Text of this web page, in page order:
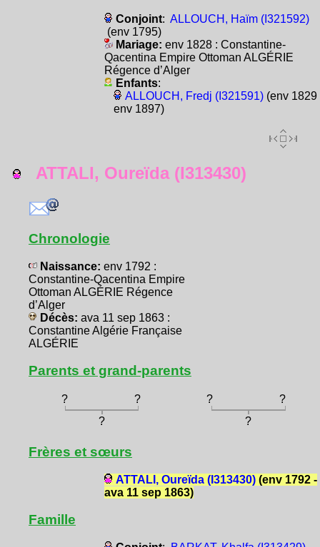
Conjoint: ALLOUCH, Haïm (I321592)
(env 1795)
Mariage: env 1828 : Constantine-
Qacentina Empire Ottoman ALGÉRIE
Régence d’Alger
Enfants:
ALLOUCH, Fredj (I321591)(env 1829
env 1897)
ATTALI, Oureïda (I313430)
Chronologie
Naissance: env 1792 :
Constantine-Qacentina Empire
Ottoman ALGÉRIE Régence
d’Alger
Décès: ava 11 sep 1863 :
Constantine Algérie Française
ALGÉRIE
Parents et grand-parents
? ? ?
?
?
?
Frères et sœurs
ATTALI, Oureïda (I313430)(env 1792 -
ava 11 sep 1863)
Famille